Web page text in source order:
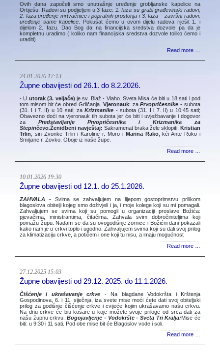
Ovih dana započeli smo unutrašnje uređenje grobljanske kapelice na
Ortiješu. Radovi su podijeljeni u 3 faze: 1. faza su grubi građevinski radovi,
2. faza uređenje mrtvačnice i popratnih prostorija i 3. faza – završni radovi:
uređenje same kapelice . Pokušat ćemo u ovom dijelu radova riješit 1. i
dijelom 2. fazu. Dao Bog da na financijska sredstva dozvole pa da je
kompletnu uradimo ( koliko nam financijska sredstva dozvole toliko ćemo i
uraditi)
Read more …
24.01.2026 17:13
Župne obavijesti od 26.1. do 8.2.2026.
- U utorak (3. veljače) je sv. Blaž - Vlaho. Sveta Misa će biti u 18 sati i pod
tom misom bit će obred Grličanja. Vjeronauk: zaPrvopričesnike- subota
(31. I i 7. II) u 10 sati; zaKrizmanike - subota (31. I i 7. II) u 10:45 sati;
Obavezno doći na vjeronauk tih subota jer će biti i uvježbavanje i dogovor
za Predstavljanje Prvopričesnika i Krizmanika za
Stepinčevo.Ženidbeni navještaj: Sakramenat braka žele sklopiti: Kristian
Trlin , sin Zvonke Trlin i Karoline r. Moro i Marina Rako, kći Ante Roko i
Smiljane r. Zovko. Oboje iz naše župe.
Read more …
10.01.2026 19:30
Župne obavijesti od 12.1. do 25.1.2026.
ZAHVALA - Svima se zahvaljujem na lijepom gostoprimstvu prilikom
blagoslova obitelji kojeg smo doživjeli i ja, i moje kolege koji su mi pomagali.
Zahvaljujem se svima koji su pomogli u organizaciji proslave Božića:
pjevačima, ministrantima, čitačima. Zahvala svim dobročiniteljima koji
pomažu župu. Nadam se da su ovogodišnje zornice i Božićni dani pokazali
kako nam je u crkvi toplo i ugodno. Zahvaljujem svima koji su dali svoj prilog
za klimatizaciju crkve, a potičem i one koji tu nisu, a imaju mogućnost
Read more …
27.12.2025 15:03
Župne obavijesti od 29.12. 2025. do 11.1.2026.
Čišćenje i ukrašavanje crkve - Na blagdane Vodokršta i Krštenja
Gospodinova, 6. i 11. siječnja, iza svete mise moći ćete dati svoj obiteljski
prilog za godišnje čišćenje crkve i cvijeće kojim ukrašavamo našu crkvu.
Na dnu crkve će biti košare u koje možete svoje priloge od srca dati za
našu župnu crkvu.Bogojavljenje - Vodokršte - Sveta Tri Kralja:Mise će
biti: u 9:30 i 11 sati. Pod obe mise bit će Blagoslov vode i soli.
Read more …